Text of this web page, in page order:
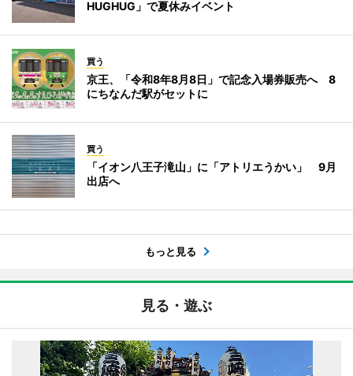
HUGHUG」で夏休みイベント
買う
京王、「令和8年8月8日」で記念入場券販売へ 8
にちなんだ駅がセットに
買う
「イオン八王子滝山」に「アトリエうかい」 9月
出店へ
もっと見る
見る・遊ぶ